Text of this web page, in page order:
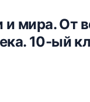
мира. От
10-ый